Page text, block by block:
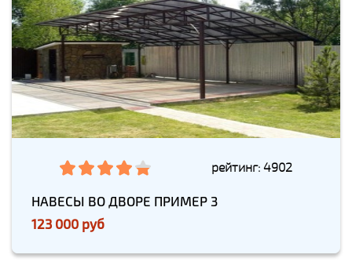
рейтинг: 4902
НАВЕСЫ ВО ДВОРЕ ПРИМЕР 3
123 000 руб